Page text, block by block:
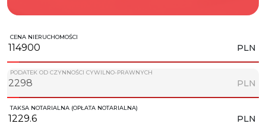
CENA NIERUCHOMOŚCI
PLN
PODATEK OD CZYNNOŚCI CYWILNO-PRAWNYCH
PLN
TAKSA NOTARIALNA (OPŁATA NOTARIALNA)
PLN